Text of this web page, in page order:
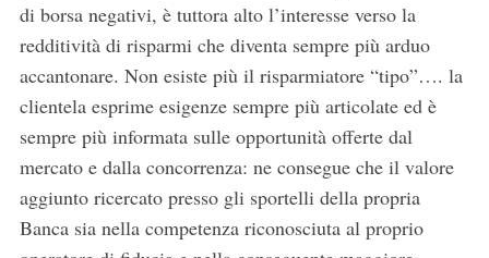
di borsa negativi, è tuttora alto l’interesse verso la
redditività di risparmi che diventa sempre più arduo
accantonare. Non esiste più il risparmiatore “tipo”…. la
clientela esprime esigenze sempre più articolate ed è
sempre più informata sulle opportunità offerte dal
mercato e dalla concorrenza: ne consegue che il valore
aggiunto ricercato presso gli sportelli della propria
Banca sia nella competenza riconosciuta al proprio